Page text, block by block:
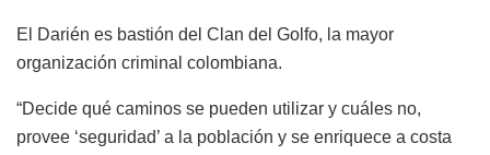
El Darién es bastión del Clan del Golfo, la mayor
organización criminal colombiana.
“Decide qué caminos se pueden utilizar y cuáles no,
provee ‘seguridad’ a la población y se enriquece a costa